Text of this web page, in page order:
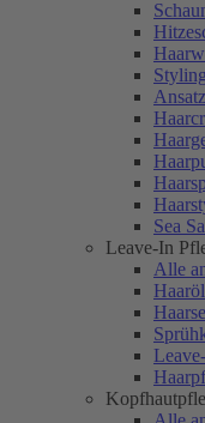
Sea
Leave-In
Alle
Haaröl